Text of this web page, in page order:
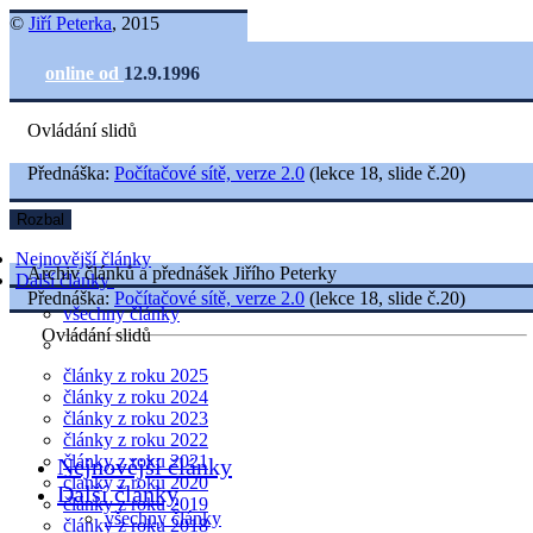
© Jiří Peterka, 2015
online od 12.9.1996
Ovládání slidů
Nejnovější články
Další články
všechny články
články z roku 2025
články z roku 2024
články z roku 2023
články z roku 2022
články z roku 2021
články z roku 2020
články z roku 2019
články z roku 2018
Přednáška: Počítačové sítě, verze 2.0 (lekce 18, slide č.20)
Rozbal
Archiv článků a přednášek Jiřího Peterky
Přednáška: Počítačové sítě, verze 2.0 (lekce 18, slide č.20)
Ovládání slidů
Nejnovější články
Další články
všechny články